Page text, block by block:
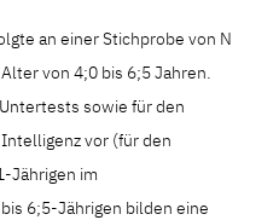
an einer Stichprobe von N
von 4;0 bis 6;5 Jahren.
sowie für den
vor (für den
Jährigen im
6;5-Jährigen bilden eine